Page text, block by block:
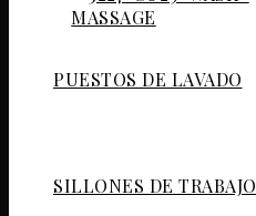
PUESTOS DE LAVADO
SILLONES DE TRABAJO